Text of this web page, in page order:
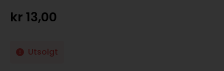
kr 13,00
Utsolgt